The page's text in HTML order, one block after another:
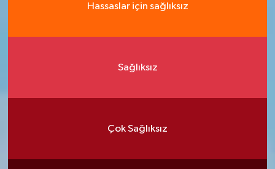
Hassaslar için sağlıksız
Sağlıksız
Çok Sağlıksız